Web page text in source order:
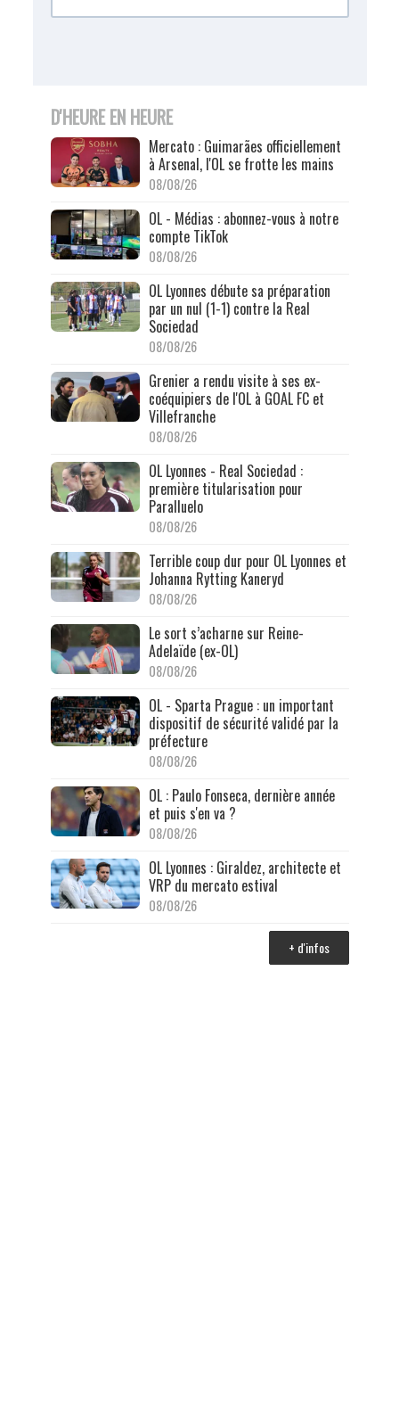
D'HEURE EN HEURE
Mercato : Guimarães officiellement
à Arsenal, l'OL se frotte les mains
08/08/26
OL - Médias : abonnez-vous à notre
compte TikTok
08/08/26
OL Lyonnes débute sa préparation
par un nul (1-1) contre la Real
Sociedad
08/08/26
Grenier a rendu visite à ses ex-
coéquipiers de l'OL à GOAL FC et
Villefranche
08/08/26
OL Lyonnes - Real Sociedad :
première titularisation pour
Paralluelo
08/08/26
Terrible coup dur pour OL Lyonnes et
Johanna Rytting Kaneryd
08/08/26
Le sort s’acharne sur Reine-
Adelaïde (ex-OL)
08/08/26
OL - Sparta Prague : un important
dispositif de sécurité validé par la
préfecture
08/08/26
OL : Paulo Fonseca, dernière année
et puis s'en va ?
08/08/26
OL Lyonnes : Giraldez, architecte et
VRP du mercato estival
08/08/26
+ d'infos